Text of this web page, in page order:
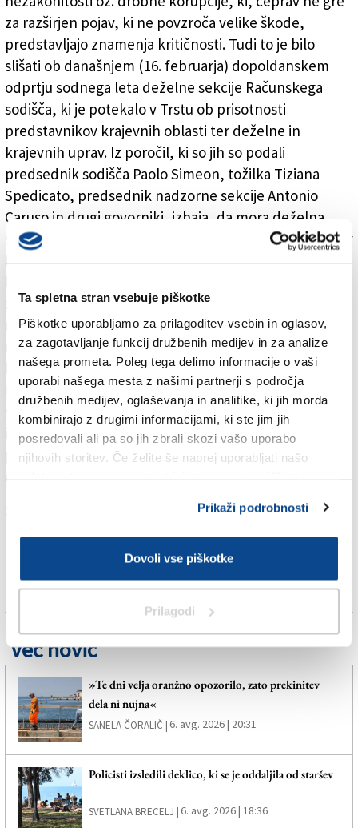
Ta spletna stran vsebuje piškotke
Piškotke uporabljamo za prilagoditev vsebin in oglasov,
za zagotavljanje funkcij družbenih medijev in za analize
našega prometa. Poleg tega delimo informacije o vaši
uporabi našega mesta z našimi partnerji s področja
družbenih medijev, oglaševanja in analitike, ki jih morda
kombinirajo z drugimi informacijami, ki ste jim jih
posredovali ali pa so jih zbrali skozi vašo uporabo
njihovih storitev. Če želite še naprej uporabljati našo
Prikaži podrobnosti
Dovoli vse piškotke
Prilagodi
za razširjen pojav, ki ne povzroča velike škode,
predstavljajo znamenja kritičnosti. Tudi to je bilo
slišati ob današnjem (16. februarja) dopoldanskem
odprtju sodnega leta deželne sekcije Računskega
sodišča, ki je potekalo v Trstu ob prisotnosti
predstavnikov krajevnih oblasti ter deželne in
krajevnih uprav. Iz poročil, ki so jih so podali
predsednik sodišča Paolo Simeon, tožilka Tiziana
Spedicato, predsednik nadzorne sekcije Antonio
Caruso in drugi govorniki, izhaja, da mora deželna
sekcija delovati z nezadostnim številom tako sodnikov
kot upravnega osebja, kljub temu pa je v minulem
zaključenih postopkov je dejansko enako številu
novih prijav, tožilstvo je zahtevalo skoraj sedem
milijonov evrov kazni, kar je precej več kot v prejšnjih
letih, sodišče pa je izterjalo več kot milijona evrov, od
tega dobrih 222.000 že v fazi preiskave, dobrih 314.000
so posamezniki spontano vrnili, dobrih 22.000 evrov
izhaja iz plačila na podlagi skrajšanega sodnega
postopka, dobrih 482.000 evrov pa so izterjali s prvo in
drugostopenjskimi obsodbami.
Za branje in pisanje komentarjevje potrebna prijava
Več novic
»Te dni velja oranžno opozorilo, zato prekinitev
dela ni nujna«
SANELA ČORALIČ | 6. avg. 2026 | 20:31
Policisti izsledili deklico, ki se je oddaljila od staršev
SVETLANA BRECELJ | 6. avg. 2026 | 18:36